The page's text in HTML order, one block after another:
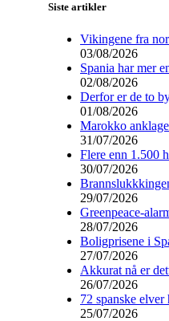
Siste artikler
Vikingene fra
03/08/2026
Spania har mer
02/08/2026
Derfor er de to
01/08/2026
Marokko
31/07/2026
Flere enn 1.500
30/07/2026
29/07/2026
Greenpeace-
28/07/2026
Boligprisene i
27/07/2026
Akkurat nå er
26/07/2026
72 spanske
25/07/2026